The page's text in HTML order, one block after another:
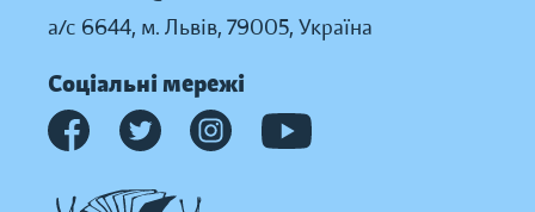
а/с 6644, м. Львів, 79005, Україна
Соціальні мережі